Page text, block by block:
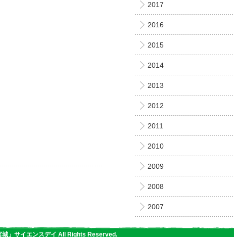
2017
2016
2015
2014
2013
2012
2011
2010
2009
2008
2007
」サイエンスデイ All Rights Reserved.